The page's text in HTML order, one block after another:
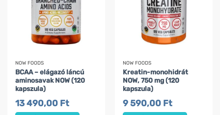
NOW FOODS
BCAA – elágazó láncú
aminosavak NOW (120
kapszula)
13 490,00 Ft
NOW FOODS
Kreatin-monohidrát
NOW, 750 mg (120
kapszula)
9 590,00 Ft